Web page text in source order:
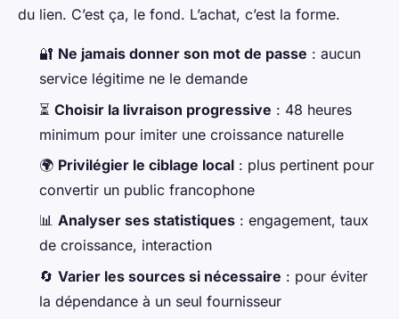
du lien. C’est ça, le fond. L’achat, c’est la forme.
🔐 Ne jamais donner son mot de passe : aucun
service légitime ne le demande
⏳ Choisir la livraison progressive : 48 heures
minimum pour imiter une croissance naturelle
🌍 Privilégier le ciblage local : plus pertinent pour
convertir un public francophone
📊 Analyser ses statistiques : engagement, taux
de croissance, interaction
🔄 Varier les sources si nécessaire : pour éviter
la dépendance à un seul fournisseur